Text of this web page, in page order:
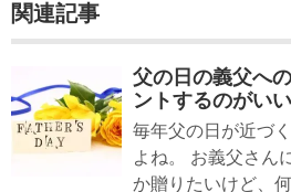
関連記事
父の日の義父へ
ントするのがい
毎年父の日が近づ
よね。 お義父さん
か贈りたいけど、